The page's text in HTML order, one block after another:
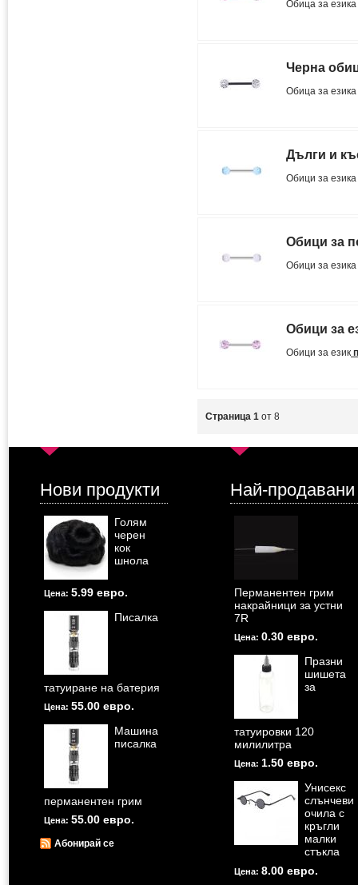
Обица за
Черна
Обица за
Дълги и
Обици за езика
Обици за
Обици за
Обици за
Обици за език
Страница 1 от 8
Нови продукти
Голям
черен
кок
шнола
Цена: 5.99 евро.
Писалка
татуиране на батерия
Цена: 55.00 евро.
Машина
писалка
перманентен грим
Цена: 55.00 евро.
Абонирай се
Най-продавани
Перманентен грим
накрайници за устни
7R
Цена: 0.30 евро.
Празни
шишета
за
татуировки 120
милилитра
Цена: 1.50 евро.
Унисекс
слънчеви
очила с
кръгли
малки
стъкла
Цена: 8.00 евро.